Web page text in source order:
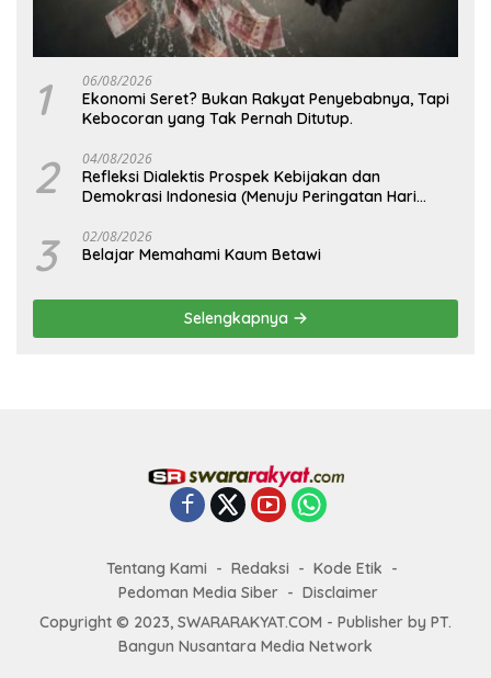
1 06/08/2026
Ekonomi Seret? Bukan Rakyat Penyebabnya, Tapi
Kebocoran yang Tak Pernah Ditutup.
2 04/08/2026
Refleksi Dialektis Prospek Kebijakan dan
Demokrasi Indonesia (Menuju Peringatan Hari
3 02/08/2026
Belajar Memahami Kaum Betawi
Selengkapnya
Tentang Kami Redaksi
Kode Etik
Pedoman Media Siber
Disclaimer
Copyright © 2023, SWARARAKYAT.COM - Publisher by PT.
Bangun Nusantara Media Network